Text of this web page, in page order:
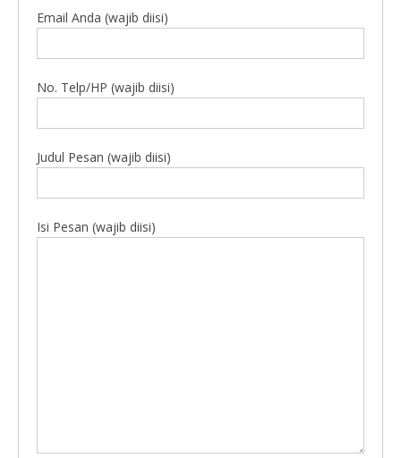
Email Anda (wajib diisi)
No. Telp/HP (wajib diisi)
Judul Pesan (wajib diisi)
Isi Pesan (wajib diisi)